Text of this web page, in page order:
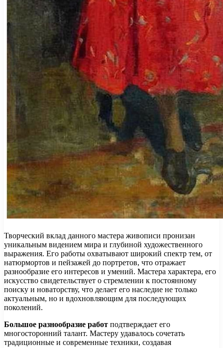
Творческий вклад данного мастера живописи пронизан
уникальным видением мира и глубиной художественного
выражения. Его работы охватывают широкий спектр тем, от
натюрмортов и пейзажей до портретов, что отражает
разнообразие его интересов и умений. Мастера характера, его
искусство свидетельствует о стремлении к постоянному
поиску и новаторству, что делает его наследие не только
актуальным, но и вдохновляющим для последующих
поколений.
Большое разнообразие работ подтверждает его
многосторонний талант. Мастеру удавалось сочетать
традиционные и современные техники, создавая